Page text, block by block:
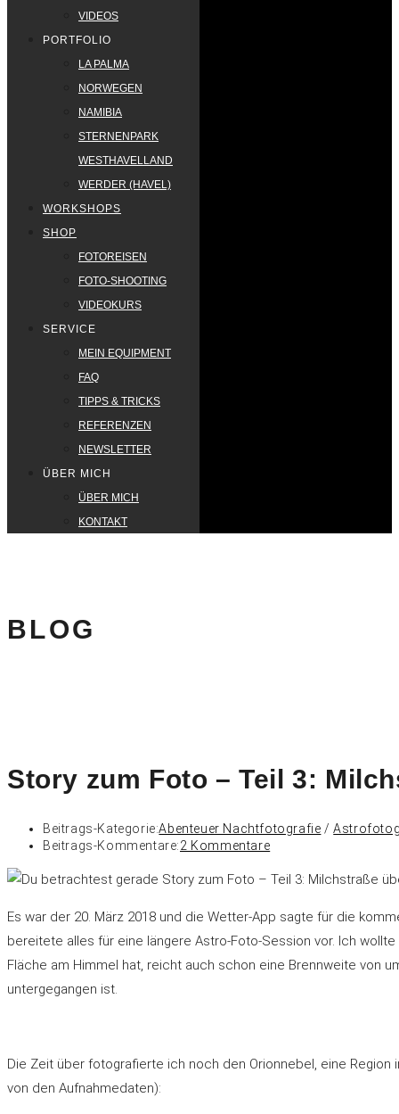
VIDEOS
PORTFOLIO
LA PALMA
NORWEGEN
NAMIBIA
STERNENPARK
WESTHAVELLAND
WERDER (HAVEL)
WORKSHOPS
SHOP
FOTOREISEN
FOTO-SHOOTING
VIDEOKURS
SERVICE
MEIN EQUIPMENT
FAQ
TIPPS & TRICKS
REFERENZEN
NEWSLETTER
ÜBER MICH
ÜBER MICH
KONTAKT
BLOG
Story zum Foto – Teil 3:
Beitrags-Kategorie:Abenteuer Nachtfotografie /
Beitrags-Kommentare:2 Kommentare
Es war der 20. März 2018 und die Wetter-App sagte für die
bereitete alles für eine längere Astro-Foto-Session vor. Ich
Fläche am Himmel hat, reicht auch schon eine Brennweite von
untergegangen ist.
Die Zeit über fotografierte ich noch den Orionnebel, eine
von den Aufnahmedaten):